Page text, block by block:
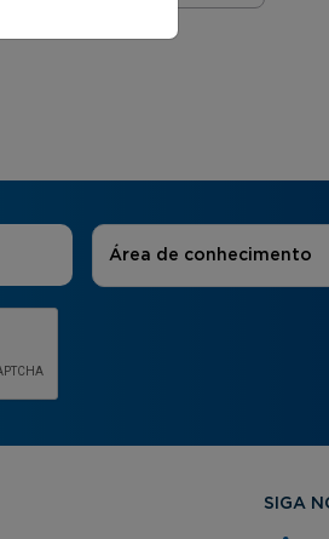
Áreas de Interesse
Área de conhecimento
SIGA